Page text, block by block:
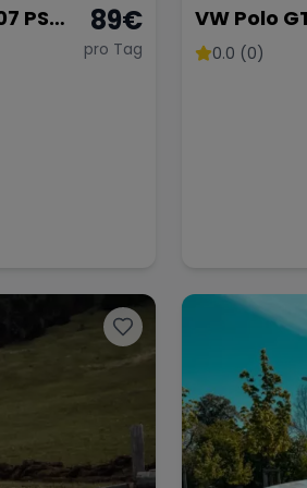
PS
Tag
89€
pro Tag
VW Polo
DSG
0.0 (0)